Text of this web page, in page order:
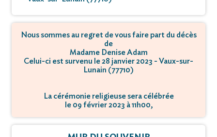
Nous sommes au regret de vous faire part du décès
de
Madame Denise Adam
Celui-ci est survenu le 28 janvier 2023 - Vaux-sur-
Lunain (77710)
La cérémonie religieuse sera célébrée
le 09 février 2023 à 11h00,